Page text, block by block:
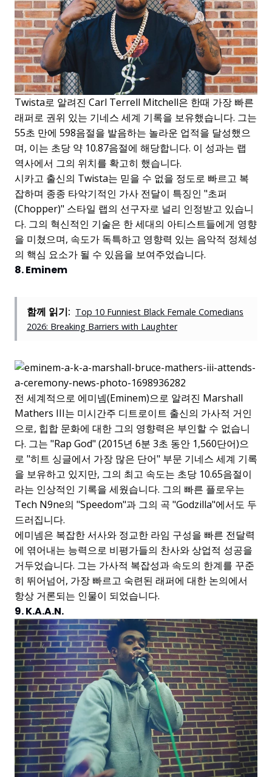
Twista로 알려진 Carl Terrell Mitchell은 한때 가장 빠른
래퍼로 권위 있는 기네스 세계 기록을 보유했습니다. 그는
55초 만에 598음절을 발음하는 놀라운 업적을 달성했으
며, 이는 초당 약 10.87음절에 해당합니다. 이 성과는 랩
역사에서 그의 위치를 확고히 했습니다.
시카고 출신의 Twista는 믿을 수 없을 정도로 빠르고 복
잡하며 종종 타악기적인 가사 전달이 특징인 "초퍼
(Chopper)" 스타일 랩의 선구자로 널리 인정받고 있습니
다. 그의 혁신적인 기술은 한 세대의 아티스트들에게 영향
을 미쳤으며, 속도가 독특하고 영향력 있는 음악적 정체성
의 핵심 요소가 될 수 있음을 보여주었습니다.
8. Eminem
함께 읽기: Top 10 Funniest Black Female Comedians
2026: Breaking Barriers with Laughter
전 세계적으로 에미넴(Eminem)으로 알려진 Marshall
Mathers III는 미시간주 디트로이트 출신의 가사적 거인
으로, 힙합 문화에 대한 그의 영향력은 부인할 수 없습니
다. 그는 "Rap God" (2015년 6분 3초 동안 1,560단어)으
로 "히트 싱글에서 가장 많은 단어" 부문 기네스 세계 기록
을 보유하고 있지만, 그의 최고 속도는 초당 10.65음절이
라는 인상적인 기록을 세웠습니다. 그의 빠른 플로우는
Tech N9ne의 "Speedom"과 그의 곡 "Godzilla"에서도 두
드러집니다.
에미넴은 복잡한 서사와 정교한 라임 구성을 빠른 전달력
에 엮어내는 능력으로 비평가들의 찬사와 상업적 성공을
거두었습니다. 그는 가사적 복잡성과 속도의 한계를 꾸준
히 뛰어넘어, 가장 빠르고 숙련된 래퍼에 대한 논의에서
항상 거론되는 인물이 되었습니다.
9. K.A.A.N.